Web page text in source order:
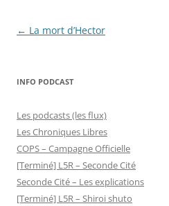
Post
← La mort d’Hector
INFO PODCAST
Les podcasts (les flux)
Les Chroniques Libres
COPS – Campagne Officielle
[Terminé] L5R – Seconde Cité
Seconde Cité – Les explications
[Terminé] L5R – Shiroi shuto